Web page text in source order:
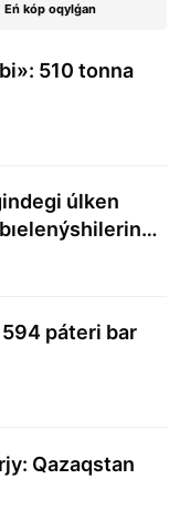
Eń kóp oqylǵan
510 tonna
úlken
páteri bar
Qazaqstan